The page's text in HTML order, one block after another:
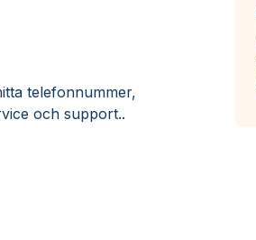
telefonnummer,
och support..